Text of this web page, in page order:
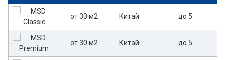
от 30 м2 Китай до 5
от 30 м2 Китай до 5